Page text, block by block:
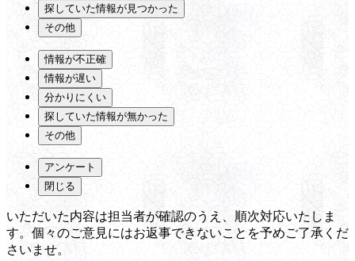
探していた情報が見つかった
その他
情報が不正確
情報が遅い
分かりにくい
探していた情報が無かった
その他
アンケート
閉じる
いただいた内容は担当者が確認のうえ、順次対応いたしま
す。個々のご意見にはお返事できないことを予めご了承くだ
さいませ。